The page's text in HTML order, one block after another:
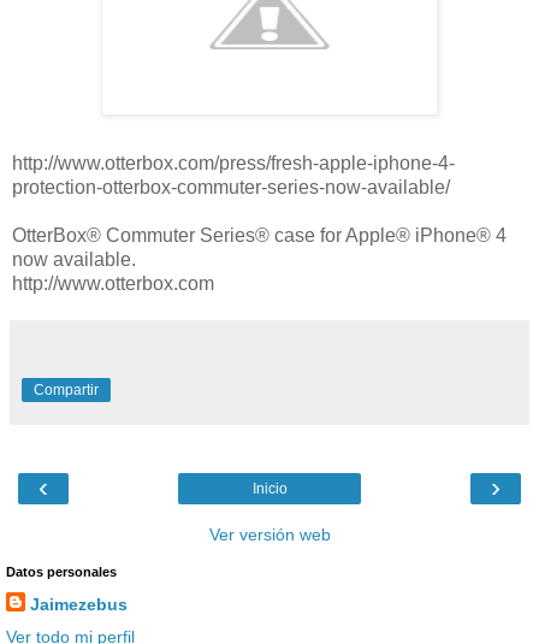
http://www.otterbox.com/press/fresh-apple-iphone-4-
protection-otterbox-commuter-series-now-available/
OtterBox® Commuter Series® case for Apple® iPhone® 4
now available.
http://www.otterbox.com
Compartir
‹ ›
Inicio
Ver versión web
Datos personales
Jaimezebus
Ver todo mi perfil